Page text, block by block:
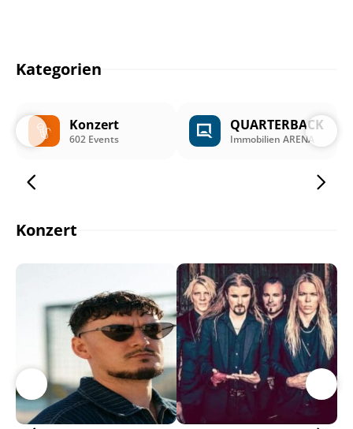
Kategorien
Konzert
602 Events
QUARTERBACK
Immobilien ARENA
Konzert